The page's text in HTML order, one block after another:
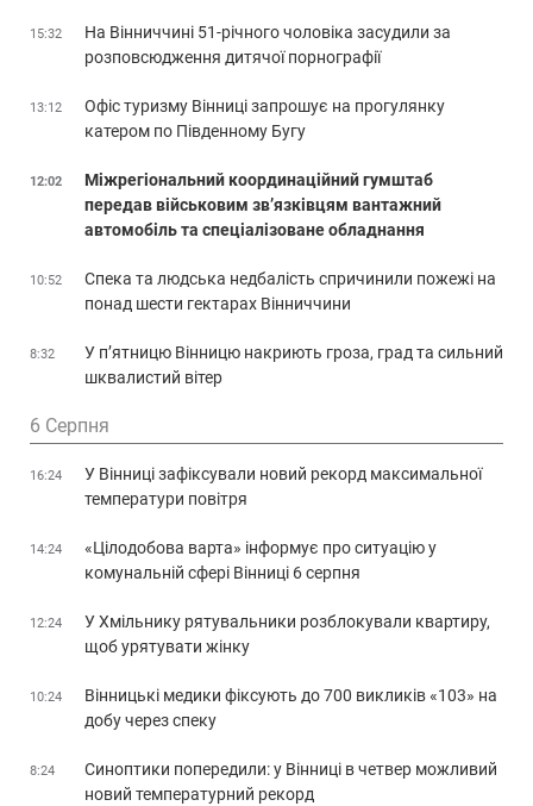
15:32
На Вінниччині 51-річного чоловіка засудили за
розповсюдження дитячої порнографії
13:12
Офіс туризму Вінниці запрошує на прогулянку
катером по Південному Бугу
12:02
Міжрегіональний координаційний гумштаб
передав військовим зв’язківцям вантажний
автомобіль та спеціалізоване обладнання
10:52
Спека та людська недбалість спричинили пожежі на
понад шести гектарах Вінниччини
8:32
У п’ятницю Вінницю накриють гроза, град та сильний
шквалистий вітер
6 Серпня
16:24
У Вінниці зафіксували новий рекорд максимальної
температури повітря
14:24
«Цілодобова варта» інформує про ситуацію у
комунальній сфері Вінниці 6 серпня
12:24
У Хмільнику рятувальники розблокували квартиру,
щоб урятувати жінку
10:24
Вінницькі медики фіксують до 700 викликів «103» на
добу через спеку
8:24
Синоптики попередили: у Вінниці в четвер можливий
новий температурний рекорд